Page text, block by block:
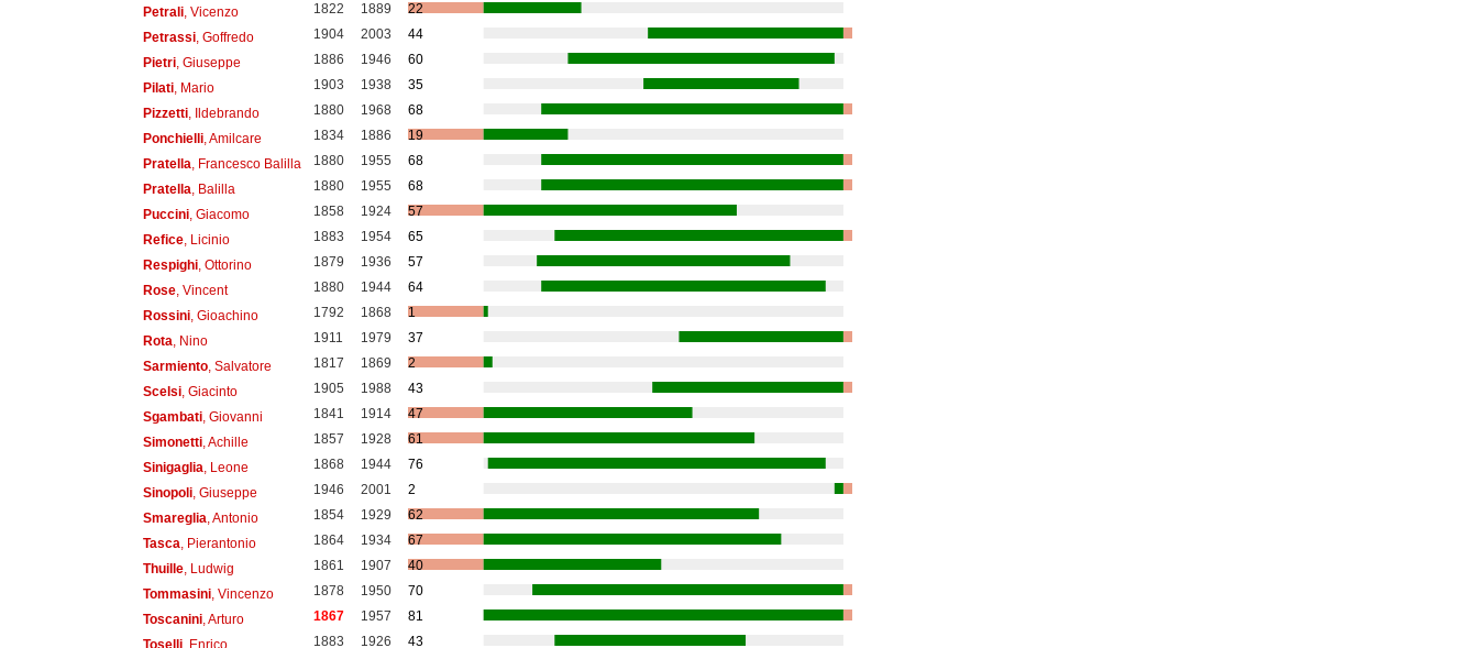
Petrali, Vicenzo 1822 1889
22
Petrassi, Goffredo 1904 2003
44
Pietri, Giuseppe 1886 1946
60
Pilati, Mario 1903 1938
35
Pizzetti, Ildebrando 1880 1968
68
Ponchielli, Amilcare 1834 1886
19
Pratella , Francesco Balilla 1880 1955
68
Pratella , Balilla 1880 1955
68
Puccini, Giacomo 1858 1924
57
Refice, Licinio 1883 1954
65
Respighi, Ottorino 1879 1936
57
Rose, Vincent 1880 1944
64
Rossini, Gioachino 1792 1868
1
Rota , Nino 1911 1979
37
Sarmiento, Salvatore 1817 1869
2
Scelsi, Giacinto 1905 1988
43
Sgambati, Giovanni 1841 1914
47
Simonetti, Achille 1857 1928
61
Sinigaglia , Leone 1868 1944
76
Sinopoli, Giuseppe 1946 2001
2
Smareglia , Antonio 1854 1929
62
Tasca , Pierantonio 1864 1934
67
Thuille, Ludwig 1861 1907
40
Tommasini, Vincenzo 1878 1950
70
Toscanini, Arturo 1867 1957
81
Toselli, Enrico 1883 1926 43